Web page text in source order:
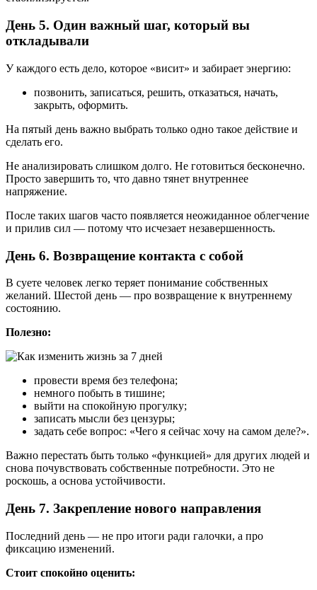
День 5. Один важный шаг, который вы
откладывали
У каждого есть дело, которое «висит» и забирает энергию:
позвонить, записаться, решить, отказаться, начать,
закрыть, оформить.
На пятый день важно выбрать только одно такое действие и
сделать его.
Не анализировать слишком долго. Не готовиться бесконечно.
Просто завершить то, что давно тянет внутреннее
напряжение.
После таких шагов часто появляется неожиданное облегчение
и прилив сил — потому что исчезает незавершенность.
День 6. Возвращение контакта с собой
В суете человек легко теряет понимание собственных
желаний. Шестой день — про возвращение к внутреннему
состоянию.
Полезно:
провести время без телефона;
немного побыть в тишине;
выйти на спокойную прогулку;
записать мысли без цензуры;
задать себе вопрос: «Чего я сейчас хочу на самом деле?».
Важно перестать быть только «функцией» для других людей и
снова почувствовать собственные потребности. Это не
роскошь, а основа устойчивости.
День 7. Закрепление нового направления
Последний день — не про итоги ради галочки, а про
фиксацию изменений.
Стоит спокойно оценить: